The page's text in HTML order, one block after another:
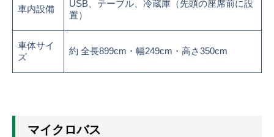
車内設備
USB、テーブル、冷蔵庫（先頭の座席前に設
置）
車体サイ
ズ
約 全長899cm・幅249cm・高さ350cm
マイクロバス